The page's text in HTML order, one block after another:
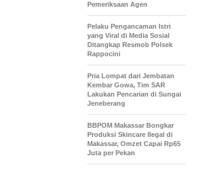
Pemeriksaan Agen
Pelaku Pengancaman Istri
yang Viral di Media Sosial
Ditangkap Resmob Polsek
Rappocini
Pria Lompat dari Jembatan
Kembar Gowa, Tim SAR
Lakukan Pencarian di Sungai
Jeneberang
BBPOM Makassar Bongkar
Produksi Skincare Ilegal di
Makassar, Omzet Capai Rp65
Juta per Pekan